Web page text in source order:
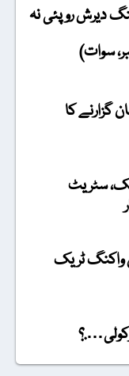
دیرش روپئی نہ
سوات)
گزارنے کا
سٹریٹ
واکنگ ٹریک